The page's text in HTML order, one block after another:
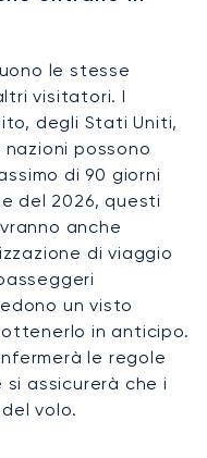
le stesse
visitatori. I
degli Stati Uniti,
possono
di 90 giorni
del 2026, questi
anche
di viaggio
un visto
in anticipo.
le regole
assicurerà che i
volo.